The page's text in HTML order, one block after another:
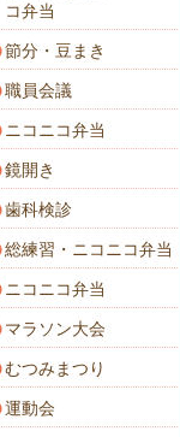
コ弁当
節分・豆まき
職員会議
ニコニコ弁当
鏡開き
歯科検診
総練習・ニコニコ弁当
ニコニコ弁当
マラソン大会
むつみまつり
運動会